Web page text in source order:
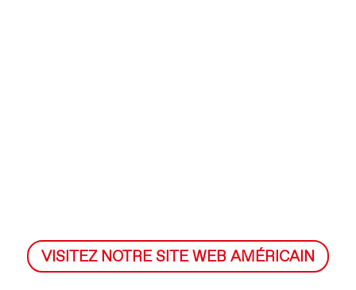
VISITEZ NOTRE SITE WEB AMÉRICAIN